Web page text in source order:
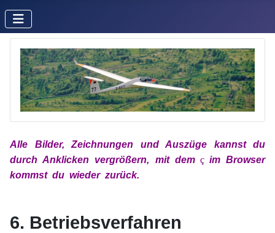
Alle Bilder, Zeichnungen und Auszüge kannst du
durch Anklicken vergrößern, mit demx çx imBrowser
kommst du wieder zurück.
6. Betriebsverfahren